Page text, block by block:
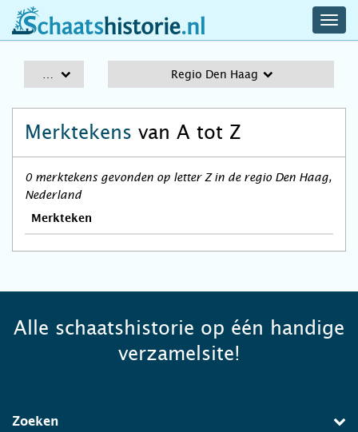
schaatshistorie.nl
Regio Den Haag
Merktekens van A tot Z
0 merktekens gevonden op letter Z in de regio Den Haag,
Nederland
Merkteken
Alle schaatshistorie op één handige
verzamelsite!
Zoeken